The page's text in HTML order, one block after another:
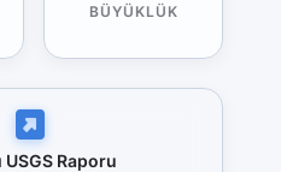
BÜYÜKLÜK
USGS Raporu